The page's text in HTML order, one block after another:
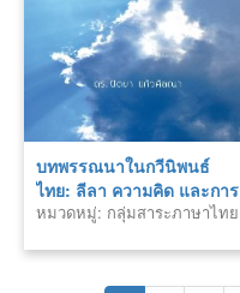
บทพรรณนาในกวีนิพนธ์
ไทย: ลีลา ความคิด และการ
สืบสรรค์
หมวดหมู่: กลุ่มสาระภาษาไทย